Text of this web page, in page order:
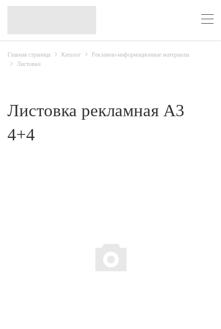
Главная страница Каталог
Рекламно-информационные материалы
Листовки
Листовка рекламная A3
4+4